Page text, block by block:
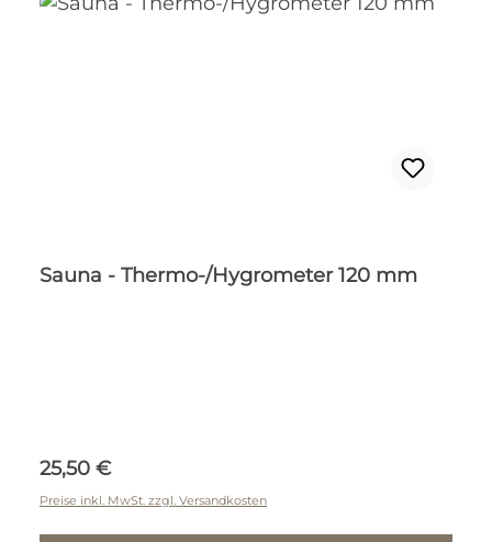
Sauna - Thermo-/Hygrometer 120 mm
Regulärer Preis:
25,50 €
Preise inkl. MwSt. zzgl. Versandkosten